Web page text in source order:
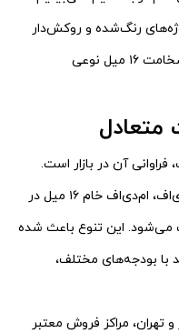
رنگ‌شده و روکش‌دار
است. به همین خاطر در بازار ام‌دی‌اف، ضخامت ۱۶ میل نوعی
فراوانی آن در بازار است.
تقریباً در تمام مراکز پخش و فروش ام‌دی‌اف، ام‌دی‌اف خام ۱۶ میل در
می‌شود. این تنوع باعث شده
با بودجه‌های مختلف،
تهران، مراکز فروش معتبر